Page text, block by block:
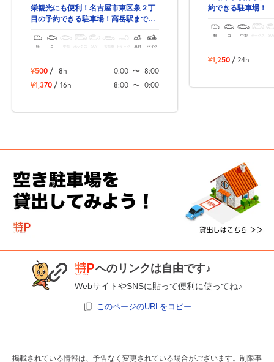
栄観光にも便利！名古屋市東区泉２丁
目の予約できる駐車場！高岳駅まで徒
軽 コ 中型 ボックス SUV 大型車 トラック 原付 バイク
¥500 / 8h 0:00 〜 8:00
¥1,370 / 16h 8:00 〜 0:00
約できる駐車場！
軽 コ 中型 ボックス
¥1,250 / 24h
へのリンクは自由です♪
WebサイトやSNSに貼って便利に使ってね♪
このページのURLをコピー
掲載されている情報は、予告なく変更されている場合がございます。制限事